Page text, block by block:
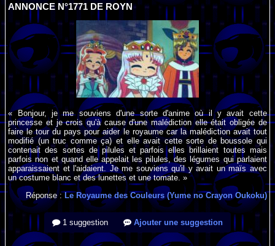
ANNONCE N°1771 DE ROYN
« Bonjour, je me souviens d'une sorte d'anime où il y avait cette
princesse et je crois qu'à cause d'une malédiction elle était obligée de
faire le tour du pays pour aider le royaume car la malédiction avait tout
modifié (un truc comme ça) et elle avait cette sorte de boussole qui
contenait des sortes de pilules et parfois elles brillaient toutes mais
parfois non et quand elle appelait les pilules, des légumes qui parlaient
apparaissaient et l'aidaient. Je me souviens qu'il y avait un maïs avec
un costume blanc et des lunettes et une tomate. »
Réponse :Le Royaume des Couleurs (Yume no Crayon Oukoku)
1 suggestion Ajouter une suggestion